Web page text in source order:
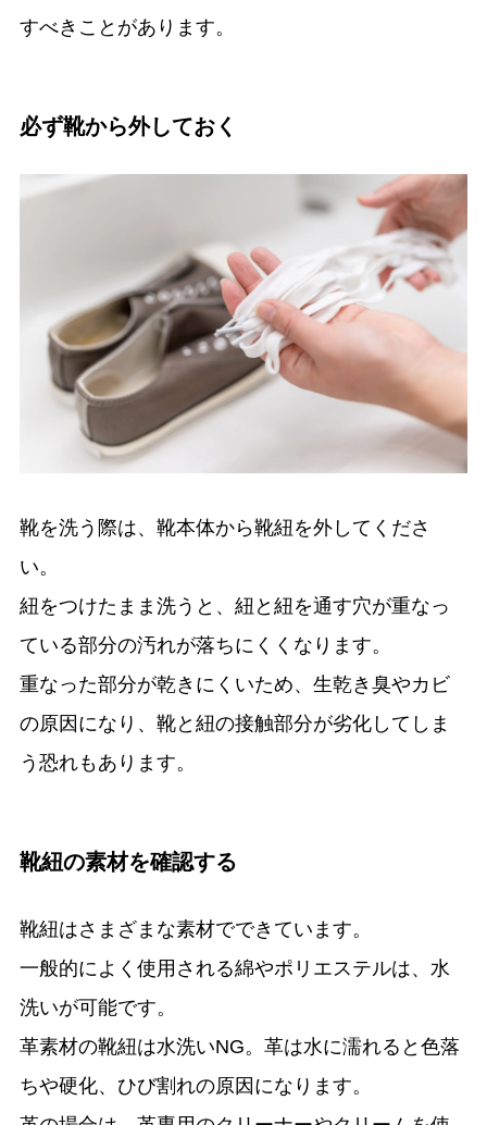
すべきことがあります。
必ず靴から外しておく
靴を洗う際は、靴本体から靴紐を外してくださ
い。
紐をつけたまま洗うと、紐と紐を通す穴が重なっ
ている部分の汚れが落ちにくくなります。
重なった部分が乾きにくいため、生乾き臭やカビ
の原因になり、靴と紐の接触部分が劣化してしま
う恐れもあります。
靴紐の素材を確認する
靴紐はさまざまな素材でできています。
一般的によく使用される綿やポリエステルは、水
洗いが可能です。
革素材の靴紐は水洗いNG。革は水に濡れると色落
ちや硬化、ひび割れの原因になります。